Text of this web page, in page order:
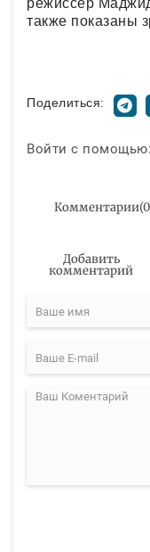
также показаны
Поделиться:
Войти с помощью:
Комментарии(0
Добавить
комментарий